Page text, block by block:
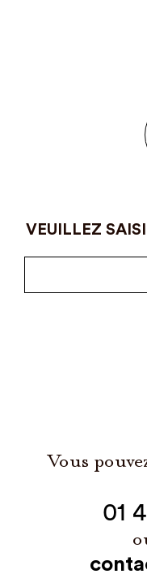
VEUILLEZ
Vous
01